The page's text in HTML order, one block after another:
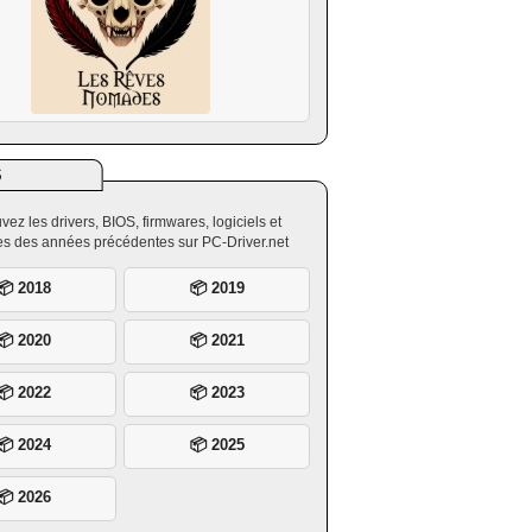
les drivers, BIOS, firmwares, logiciels et
des années précédentes sur PC-Driver.net
2018 📦 2019
2020 📦 2021
2022 📦 2023
2024 📦 2025
2026